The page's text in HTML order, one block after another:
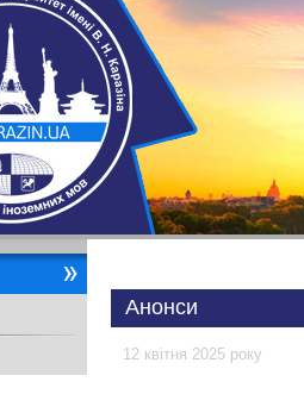
Анонси
12 квітня 2025 року